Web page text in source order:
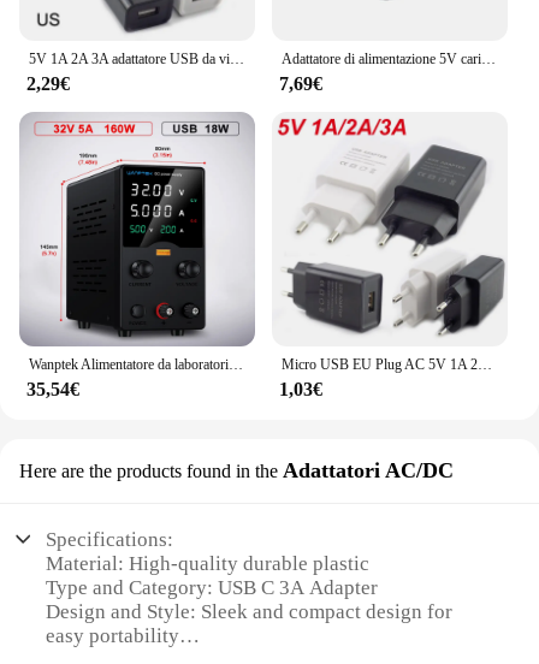
2,29€
Adattatore di alimentazione 5V caricatore di alimentazione Micro USB 3A per Raspberry PI 3 Zero modello B B + convertitore per Tablet PC spina ue
7,69€
Wanptek Alimentatore da laboratorio 30V 10A 60V 5A 120V 3A Alimentatore CC regolabile con alimentatori da banco USB a ricarica rapida
35,54€
Micro USB EU Plug AC 5V 1A 2A 3A caricatore da muro adattatore di alimentazione da viaggio portatile universale ricarica da tavolo Power Bank K5
1,03€
Here are the products found in the Adattatori AC/DC
Specifications:
Material: High-quality durable plastic
Type and Category: USB C 3A Adapter
Design and Style: Sleek and compact design for
easy portability